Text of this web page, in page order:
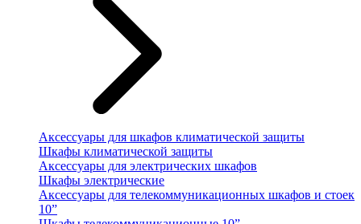
Аксессуары для шкафов климатической защиты
Шкафы климатической защиты
Аксессуары для электрических шкафов
Шкафы электрические
Аксессуары для телекоммуникационных шкафов и стоек
10”